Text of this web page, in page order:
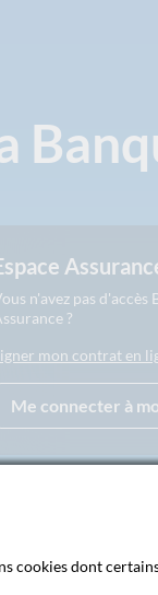
n'avez pas
?
mon contrat en
Me connecter à
cookies dont